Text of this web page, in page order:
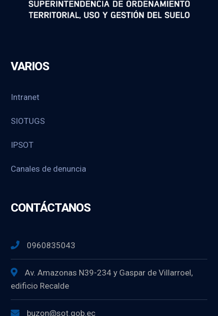
VARIOS
Intranet
SIOTUGS
IPSOT
Canales de denuncia
CONTÁCTANOS
0960835043
Av. Amazonas N39-234 y Gaspar de Villarroel,
edificio Recalde
buzon@sot.gob.ec